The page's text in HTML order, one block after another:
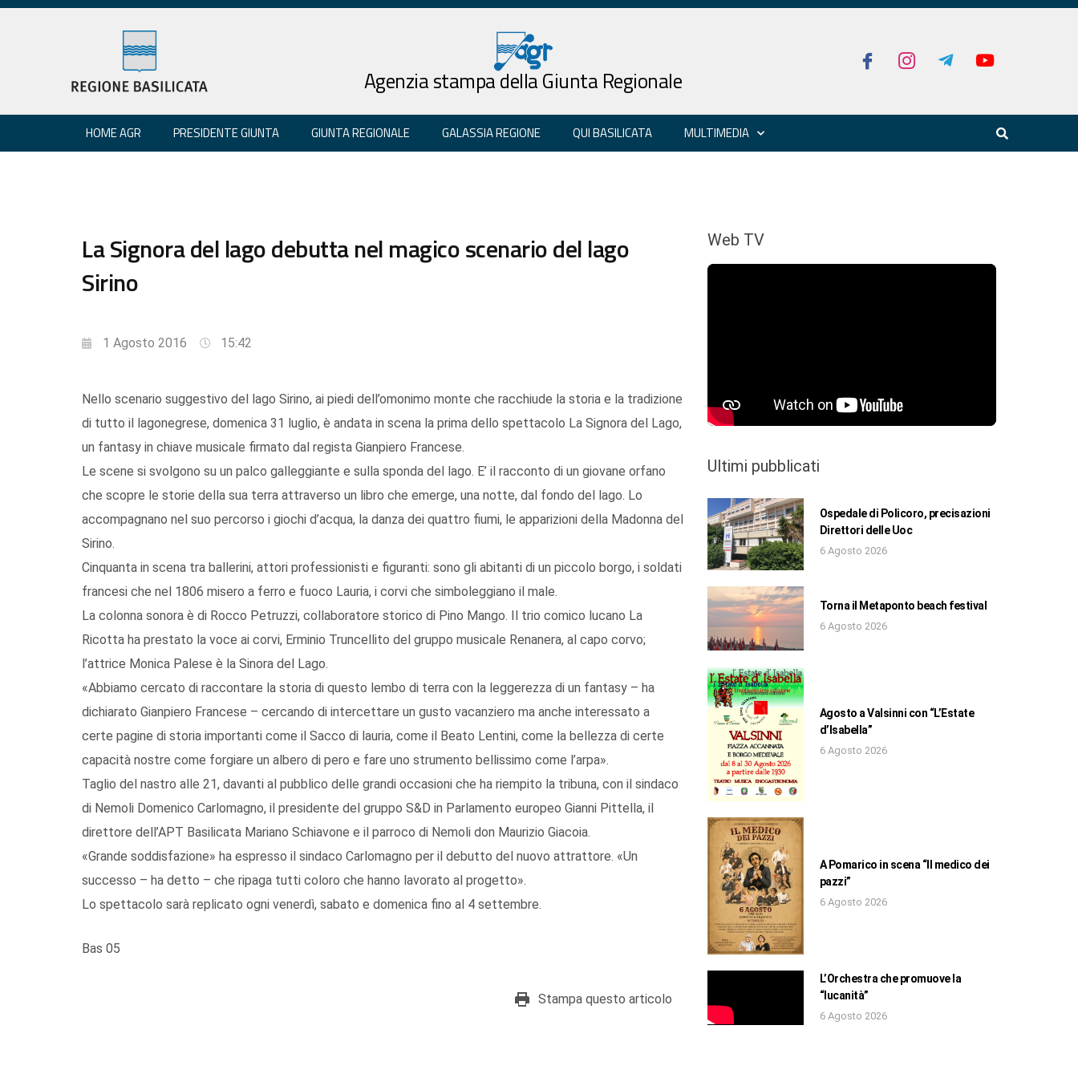
Agenzia stampa della Giunta Regionale
HOME AGR PRESIDENTE GIUNTA GIUNTA REGIONALE GALASSIA REGIONE QUI BASILICATA MULTIMEDIA
La Signora del lago debutta nel magico scenario del lago
Sirino
1 Agosto 2016 15:42
Nello scenario suggestivo del lago Sirino, ai piedi dell’omonimo monte che racchiude la storia e la tradizione
di tutto il lagonegrese, domenica 31 luglio, è andata in scena la prima dello spettacolo La Signora del Lago,
un fantasy in chiave musicale firmato dal regista Gianpiero Francese.
Le scene si svolgono su un palco galleggiante e sulla sponda del lago. E’ il racconto di un giovane orfano
che scopre le storie della sua terra attraverso un libro che emerge, una notte, dal fondo del lago. Lo
accompagnano nel suo percorso i giochi d’acqua, la danza dei quattro fiumi, le apparizioni della Madonna del
Sirino.
Cinquanta in scena tra ballerini, attori professionisti e figuranti: sono gli abitanti di un piccolo borgo, i soldati
francesi che nel 1806 misero a ferro e fuoco Lauria, i corvi che simboleggiano il male.
La colonna sonora è di Rocco Petruzzi, collaboratore storico di Pino Mango. Il trio comico lucano La
Ricotta ha prestato la voce ai corvi, Erminio Truncellito del gruppo musicale Renanera, al capo corvo;
l’attrice Monica Palese è la Sinora del Lago.
«Abbiamo cercato di raccontare la storia di questo lembo di terra con la leggerezza di un fantasy – ha
dichiarato Gianpiero Francese – cercando di intercettare un gusto vacanziero ma anche interessato a
certe pagine di storia importanti come il Sacco di lauria, come il Beato Lentini, come la bellezza di certe
capacità nostre come forgiare un albero di pero e fare uno strumento bellissimo come l’arpa».
Taglio del nastro alle 21, davanti al pubblico delle grandi occasioni che ha riempito la tribuna, con il sindaco
di Nemoli Domenico Carlomagno, il presidente del gruppo S&D in Parlamento europeo Gianni Pittella, il
direttore dell’APT Basilicata Mariano Schiavone e il parroco di Nemoli don Maurizio Giacoia.
«Grande soddisfazione» ha espresso il sindaco Carlomagno per il debutto del nuovo attrattore. «Un
successo – ha detto – che ripaga tutti coloro che hanno lavorato al progetto».
Lo spettacolo sarà replicato ogni venerdì, sabato e domenica fino al 4 settembre.
Bas 05
Stampa questo articolo
Web TV
Ultimi pubblicati
Ospedale di Policoro, precisazioni
Direttori delle Uoc
6 Agosto 2026
Torna il Metaponto beach festival
6 Agosto 2026
Agosto a Valsinni con “L’Estate
d’Isabella”
6 Agosto 2026
A Pomarico in scena “Il medico dei
pazzi”
6 Agosto 2026
L’Orchestra che promuove la
“lucanità”
6 Agosto 2026